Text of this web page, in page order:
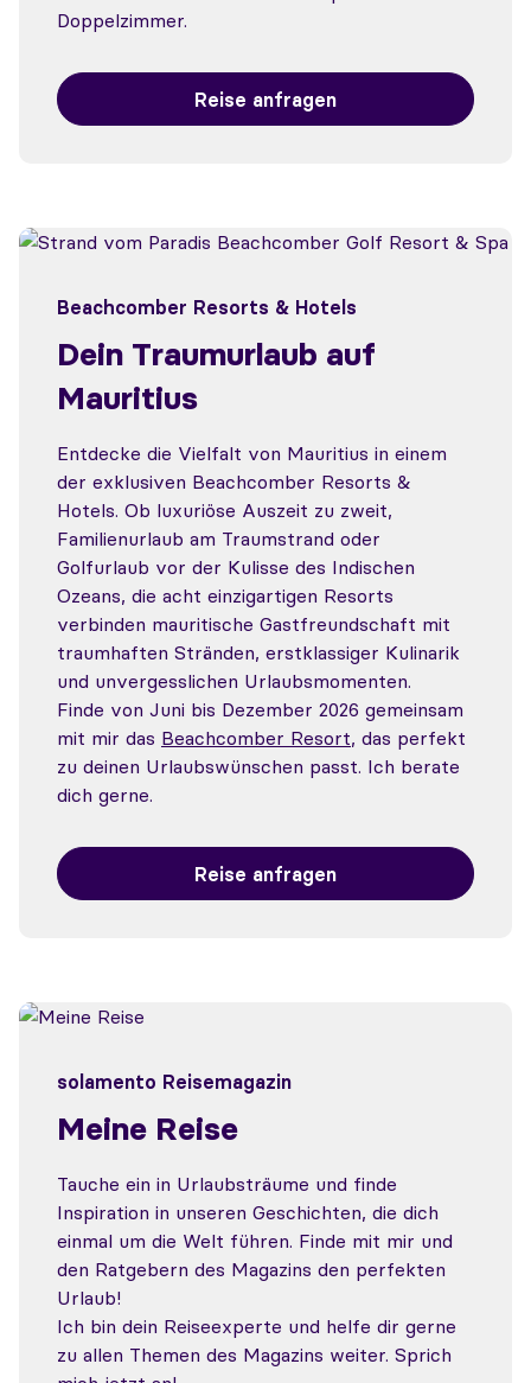
Doppelzimmer.
Reise anfragen
Beachcomber Resorts & Hotels
Dein Traumurlaub auf
Mauritius
Entdecke die Vielfalt von Mauritius in einem
der exklusiven Beachcomber Resorts &
Hotels. Ob luxuriöse Auszeit zu zweit,
Familienurlaub am Traumstrand oder
Golfurlaub vor der Kulisse des Indischen
Ozeans, die acht einzigartigen Resorts
verbinden mauritische Gastfreundschaft mit
traumhaften Stränden, erstklassiger Kulinarik
und unvergesslichen Urlaubsmomenten.
Finde von Juni bis Dezember 2026 gemeinsam
mit mir das Beachcomber Resort, das perfekt
zu deinen Urlaubswünschen passt. Ich berate
dich gerne.
Reise anfragen
solamento Reisemagazin
Meine Reise
Tauche ein in Urlaubsträume und finde
Inspiration in unseren Geschichten, die dich
einmal um die Welt führen. Finde mit mir und
den Ratgebern des Magazins den perfekten
Urlaub!
Ich bin dein Reiseexperte und helfe dir gerne
zu allen Themen des Magazins weiter. Sprich